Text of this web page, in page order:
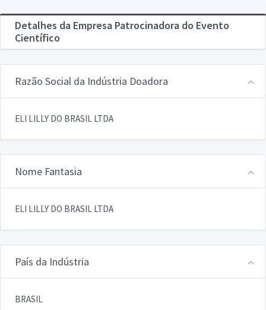
Detalhes da Empresa Patrocinadora do Evento
Científico
Razão Social da Indústria Doadora
ELI LILLY DO BRASIL LTDA
Nome Fantasia
ELI LILLY DO BRASIL LTDA
País da Indústria
BRASIL